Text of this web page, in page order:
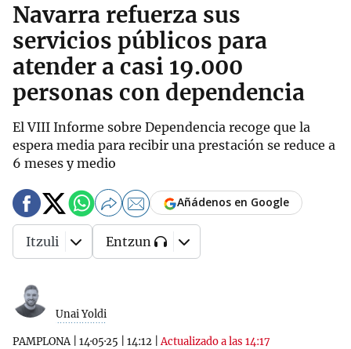
Navarra refuerza sus
servicios públicos para
atender a casi 19.000
personas con dependencia
El VIII Informe sobre Dependencia recoge que la
espera media para recibir una prestación se reduce a
6 meses y medio
Unai Yoldi
PAMPLONA| 14·05·25 14:12 |Actualizado a las 14:17
Añádenos en Google
Itzuli Entzun